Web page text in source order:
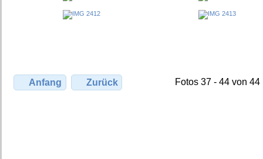
Anfang Zurück Fotos 37 - 44 von 44